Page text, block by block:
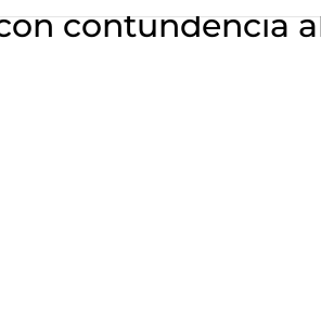
contundencia